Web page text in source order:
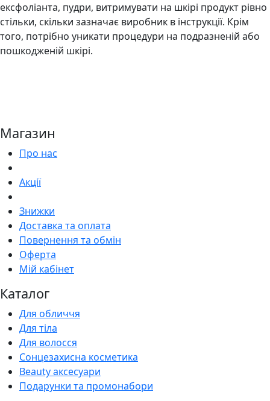
ексфоліанта, пудри, витримувати на шкірі продукт рівно
стільки, скільки зазначає виробник в інструкції. Крім
того, потрібно уникати процедури на подразненій або
пошкодженій шкірі.
Магазин
Про нас
Акції
Знижки
Доставка та оплата
Повернення та обмін
Оферта
Мій кабінет
Каталог
Для обличчя
Для тіла
Для волосся
Сонцезахисна косметика
Beauty аксесуари
Подарунки та промонабори